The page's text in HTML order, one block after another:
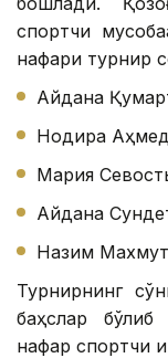
спортчи
нафари турнир
Айдана
Нодира
Мария
Айдана
Назим
Турнирнинг
баҳслар
нафар спортчи